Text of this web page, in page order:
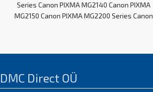
Series Canon PIXMA MG2140 Canon PIXMA
MG2150 Canon PIXMA MG2200 Series Canon
DMC Direct OÜ